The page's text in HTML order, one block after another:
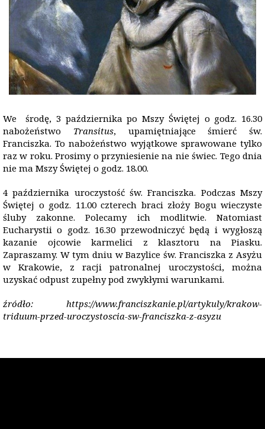
We środę, 3 października po Mszy Świętej o godz. 16.30
nabożeństwo Transitus, upamiętniające śmierć św.
Franciszka. To nabożeństwo wyjątkowe sprawowane tylko
raz w roku. Prosimy o przyniesienie na nie świec. Tego dnia
nie ma Mszy Świętej o godz. 18.00.
4 października uroczystość św. Franciszka. Podczas Mszy
Świętej o godz. 11.00 czterech braci złoży Bogu wieczyste
śluby zakonne. Polecamy ich modlitwie. Natomiast
Eucharystii o godz. 16.30 przewodniczyć będą i wygłoszą
kazanie ojcowie karmelici z klasztoru na Piasku.
Zapraszamy. W tym dniu w Bazylice św. Franciszka z Asyżu
w Krakowie, z racji patronalnej uroczystości, można
uzyskać odpust zupełny pod zwykłymi warunkami.
źródło: https://www.franciszkanie.pl/artykuly/krakow-
triduum-przed-uroczystoscia-sw-franciszka-z-asyzu